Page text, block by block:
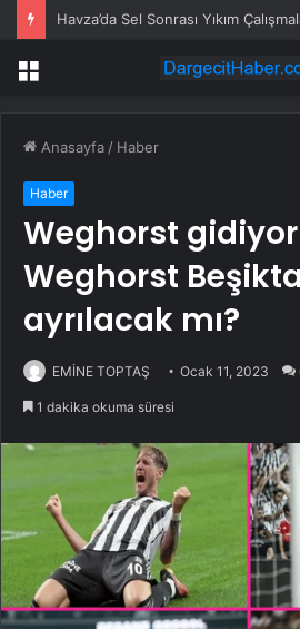
Havza’da Sel Sonrası Yıkım
Menü
Anasayfa / Haber
Haber
Weghorst
Weghorst
ayrılacak mı?
EMİNE TOPTAŞ Ocak 11, 2023
1 dakika okuma süresi